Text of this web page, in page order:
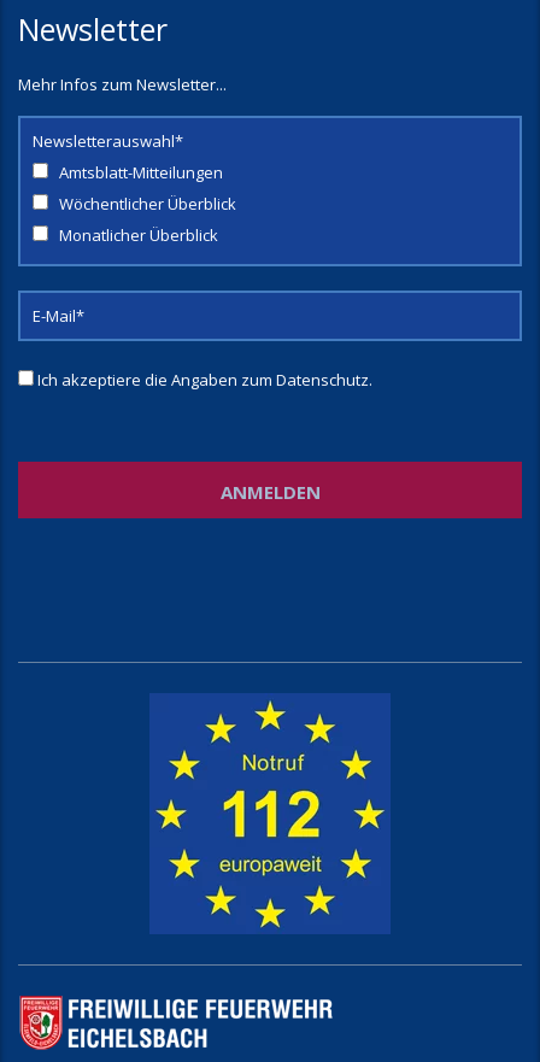
Newsletter
Mehr Infos zum Newsletter...
Newsletterauswahl*
Amtsblatt-Mitteilungen
Wöchentlicher Überblick
Monatlicher Überblick
Ich akzeptiere die Angaben zum Datenschutz.